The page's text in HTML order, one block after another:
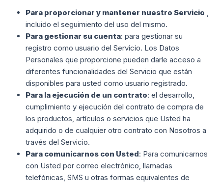
Para proporcionar y mantener nuestro Servicio ,
incluido el seguimiento del uso del mismo.
Para gestionar su cuenta: para gestionar su
registro como usuario del Servicio. Los Datos
Personales que proporcione pueden darle acceso a
diferentes funcionalidades del Servicio que están
disponibles para usted como usuario registrado.
Para la ejecución de un contrato: el desarrollo,
cumplimiento y ejecución del contrato de compra de
los productos, artículos o servicios que Usted ha
adquirido o de cualquier otro contrato con Nosotros a
través del Servicio.
Para comunicarnos con Usted: Para comunicarnos
con Usted por correo electrónico, llamadas
telefónicas, SMS u otras formas equivalentes de